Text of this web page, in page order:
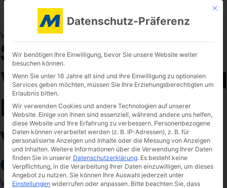
Angebot einholen
Verbrauchsteuerlager bei Mönig
Spirituosen und
Weine in Deutschland
lagern und
verschicken –ohne
eigene Infrastruktur.
Von der Einlagerung bis zum Versand an Geschäfts- oder
Mit
Datenschutz-Präferenz
Wir benötigen Ihre Einwilligung, bevor Sie unsere Website weiter
besuchen können.
Wenn Sie unter 16 Jahre alt sind und Ihre Einwilligung zu optionalen
Services geben möchten, müssen Sie Ihre Erziehungsberechtigten um
Erlaubnis bitten.
Wir verwenden Cookies und andere Technologien auf unserer
Website. Einige von ihnen sind essenziell, während andere uns helfen,
diese Website und Ihre Erfahrung zu verbessern. Personenbezogene
Daten können verarbeitet werden (z. B. IP-Adressen), z. B. für
personalisierte Anzeigen und Inhalte oder die Messung von Anzeigen
und Inhalten. Weitere Informationen über die Verwendung Ihrer Daten
finden Sie in unserer Datenschutzerklärung. Es besteht keine
Verpflichtung, in die Verarbeitung Ihrer Daten einzuwilligen, um dieses
Angebot zu nutzen. Sie können Ihre Auswahl jederzeit unter
Einstellungen widerrufen oder anpassen. Bitte beachten Sie, dass